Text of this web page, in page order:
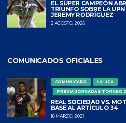
EL SÚPER CAMPEÓN
TRIUNFO SOBRE LA
JEREMY RODRÍGUEZ
2 AGOSTO, 2026
COMUNICADOS OFICIALES
COMUNICADO
LA LIGA
PREVIA JORNADA 8 TORNEO
REAL SOCIEDAD VS.
BASE AL ARTÍCULO 34
16 MARZO, 2021